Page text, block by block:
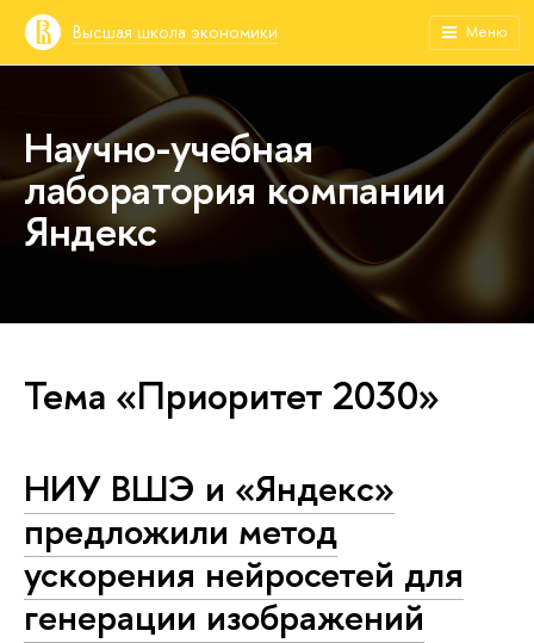
Высшая школа экономики Меню
Научно-учебная
лаборатория компании
Яндекс
Тема «Приоритет 2030»
НИУ ВШЭ и «Яндекс»
предложили метод
ускорения нейросетей для
генерации изображений